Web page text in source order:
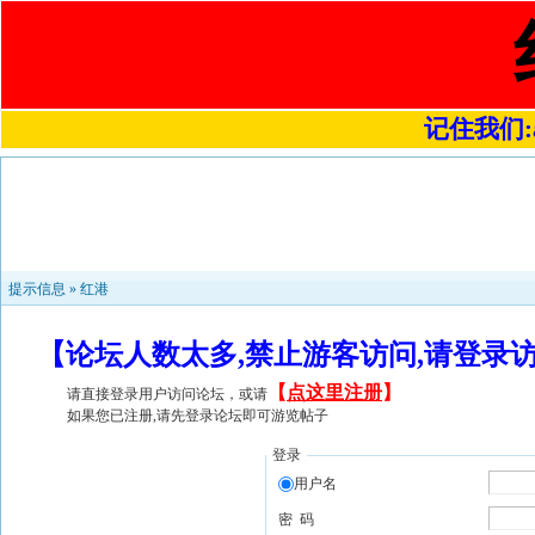
记住我们
提示信息 » 红港
【论坛人数太多,禁止游客访问,请登
请直接登录用户访问论坛，或请 【 点这里注册】
如果您已注册,请先登录论坛即可游览帖子
登录
用户名
密 码